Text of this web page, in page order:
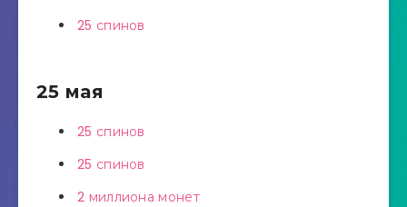
25 спинов
25 мая
25 спинов
25 спинов
2 миллиона монет